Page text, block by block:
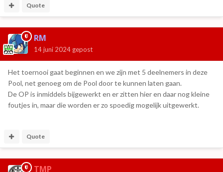
Quote
RM
14 juni 2024 gepost
Het toernooi gaat beginnen en we zijn met 5 deelnemers in deze
Pool, net genoeg om de Pool door te kunnen laten gaan.
De OP is inmiddels bijgewerkt en er zitten hier en daar nog kleine
foutjes in, maar die worden er zo spoedig mogelijk uitgewerkt.
Quote
TMP